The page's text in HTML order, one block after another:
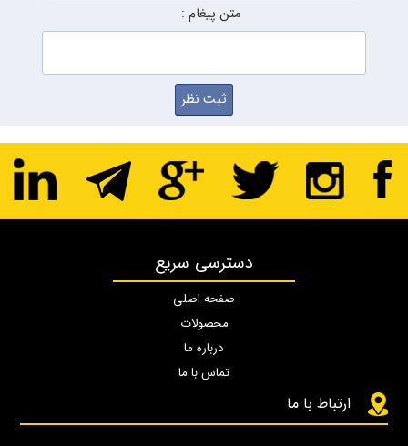
متن پیغام :
دسترسی سریع
صفحه اصلی
محصولات
درباره ما
تماس با ما
ارتباط با ما